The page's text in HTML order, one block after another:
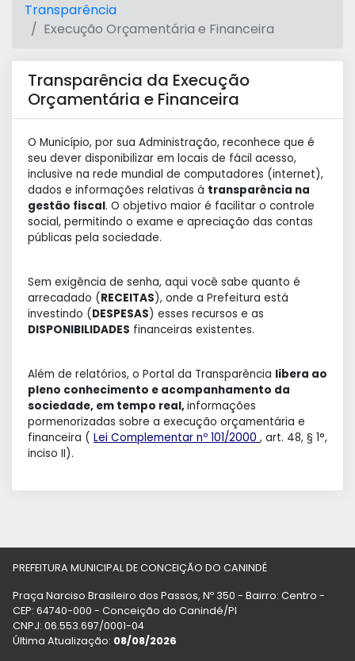
Transparência
Execução Orçamentária e Financeira
Transparência da Execução
Orçamentária e Financeira
O Município, por sua Administração, reconhece que é
seu dever disponibilizar em locais de fácil acesso,
inclusive na rede mundial de computadores (internet),
dados e informações relativas à transparência na
gestão fiscal. O objetivo maior é facilitar o controle
social, permitindo o exame e apreciação das contas
públicas pela sociedade.
Sem exigência de senha, aqui você sabe quanto é
arrecadado (RECEITAS), onde a Prefeitura está
investindo (DESPESAS) esses recursos e as
DISPONIBILIDADES financeiras existentes.
Além de relatórios, o Portal da Transparência libera ao
pleno conhecimento e acompanhamento da
sociedade, em tempo real,informações
pormenorizadas sobre a execução orçamentária e
financeira ( Lei Complementar nº 101/2000 , art. 48, § 1°,
inciso II).
PREFEITURA MUNICIPAL DE CONCEIÇÃO DO CANINDÉ
Praça Narciso Brasileiro dos Passos, Nº 350 - Bairro: Centro -
CEP: 64740-000 - Conceição do Canindé/PI
CNPJ: 06.553.697/0001-04
Última Atualização: 08/08/2026